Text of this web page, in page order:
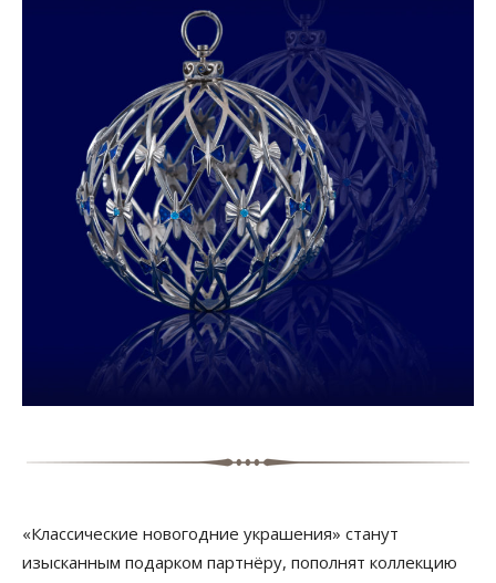
«Классические новогодние украшения» станут
изысканным подарком партнёру, пополнят коллекцию